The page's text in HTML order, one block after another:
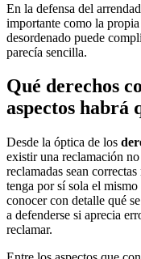
En la defensa del
importante como la
desordenado puede
parecía sencilla.
Qué derechos
aspectos habrá
Desde la óptica de los
existir una reclamación
reclamadas sean
tenga por sí sola el
conocer con detalle qué
a defenderse si aprecia
reclamar.